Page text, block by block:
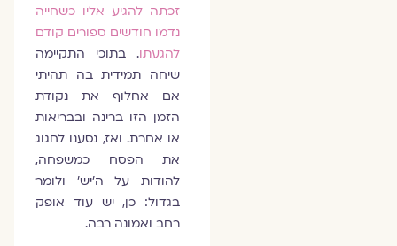
זכתה להגיע אליו כשחייה
נדמו חודשים ספורים קודם
להגעתו. בתוכי התקיימה
שיחה תמידית בה תהיתי
אם אחלוף את נקודת
הזמן הזו ברינה ובבריאות
או אחרת. ואז, נסענו לחגוג
את הפסח כמשפחה,
להודות על ה׳יש׳ ולומר
בגדול: כן, יש עוד אופק
רחב ואמונה רבה.